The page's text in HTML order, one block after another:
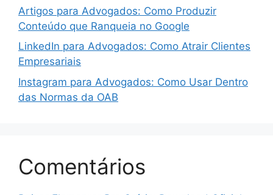
Artigos para Advogados: Como Produzir
Conteúdo que Ranqueia no Google
LinkedIn para Advogados: Como Atrair Clientes
Empresariais
Instagram para Advogados: Como Usar Dentro
das Normas da OAB
Comentários